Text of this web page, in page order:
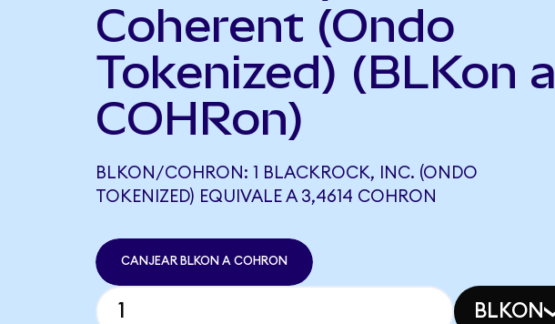
Coherent (Ondo
Tokenized) (BLKon a
COHRon)
BLKON/COHRON: 1 BLACKROCK, INC. (ONDO
TOKENIZED) EQUIVALE A 3,4614 COHRON
CANJEAR BLKON A COHRON
BLKON